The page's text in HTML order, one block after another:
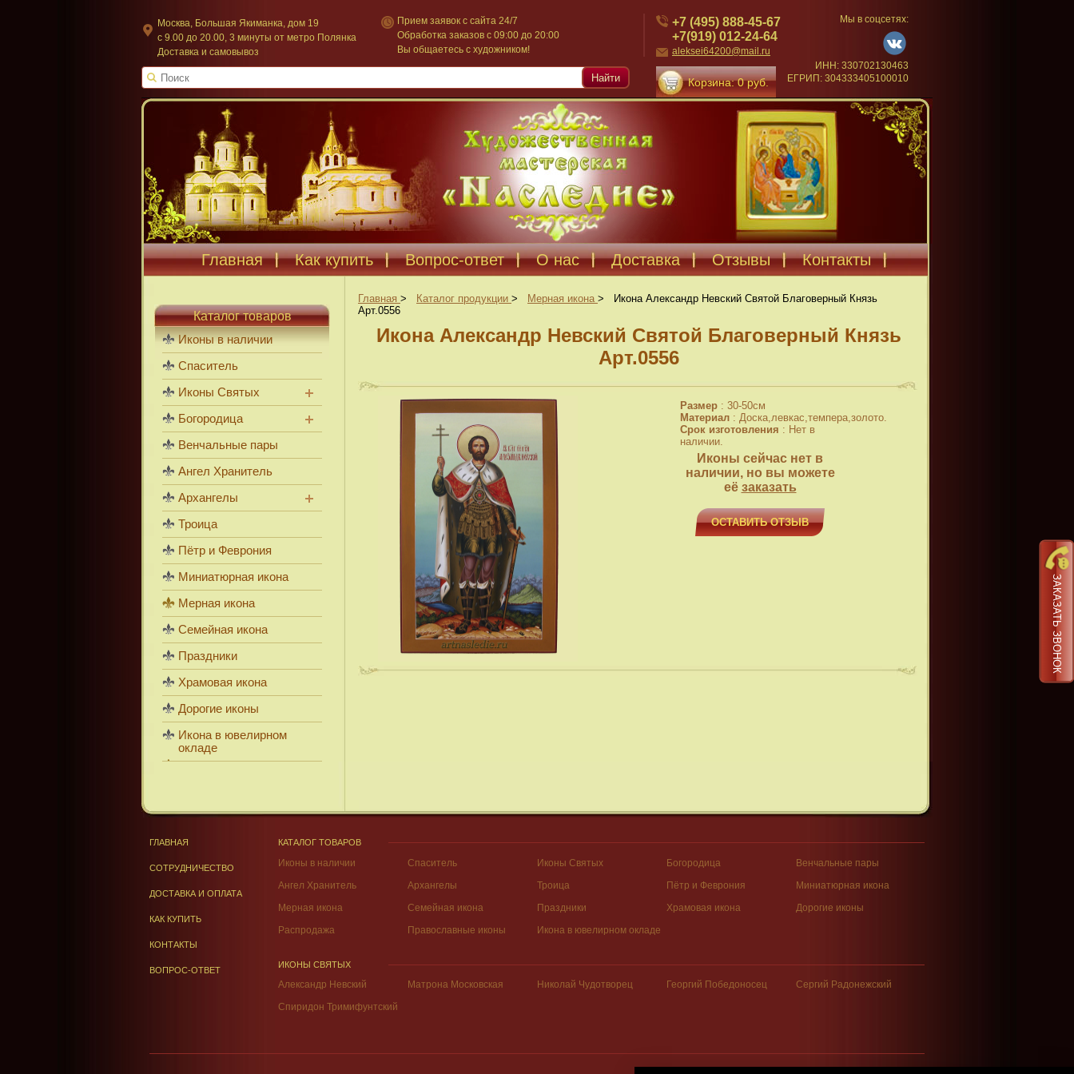
Москва, Большая Якиманка, дом 19
c 9.00 до 20.00, 3 минуты от метро Полянка
Доставка и самовывоз
Прием заявок с сайта 24/7
Обработка заказов с 09:00 до 20:00
Вы общаетесь с художником!
+7 (495) 888-45-67
+7(919) 012-24-64
aleksei64200@mail.ru
Корзина: 0 руб.
Мы в соцсетях:
ИНН: 330702130463
ЕГРИП: 304333405100010
Найти
Главная Как купить Вопрос-ответ О нас Доставка Отзывы Контакты
Главная > Каталог продукции > Мерная икона >
Икона Александр Невский Святой Благоверный Князь
Арт.0556
Икона Александр Невский Святой Благоверный Князь
Арт.0556
Размер : 30-50см
Материал : Доска,левкас,темпера,золото.
Срок изготовления : Нет в
наличии.
Иконы сейчас нет в
наличии, но вы можете
её заказать
ОСТАВИТЬ ОТЗЫВ
Каталог товаров
Иконы в наличии
Спаситель
Иконы Святых
Богородица
Венчальные пары
Ангел Хранитель
Архангелы
Троица
Пётр и Феврония
Миниатюрная икона
Мерная икона
Семейная икона
Праздники
Храмовая икона
Дорогие иконы
Икона в ювелирном
окладе
ЗАКАЗАТЬ ЗВОНОК
ГЛАВНАЯ
СОТРУДНИЧЕСТВО
ДОСТАВКА И ОПЛАТА
КАК КУПИТЬ
КОНТАКТЫ
ВОПРОС-ОТВЕТ
КАТАЛОГ ТОВАРОВ
Иконы в наличии Спаситель Иконы Святых Богородица
Венчальные пары
Ангел Хранитель
Архангелы Троица Пётр и Феврония
Миниатюрная икона
Мерная икона
Семейная икона Праздники Храмовая икона
Дорогие иконы
Распродажа
Православные иконы Икона в ювелирном окладе
ИКОНЫ СВЯТЫХ
Александр Невский Матрона Московская Николай Чудотворец Георгий Победоносец
Сергий Радонежский
Спиридон Тримифунтский